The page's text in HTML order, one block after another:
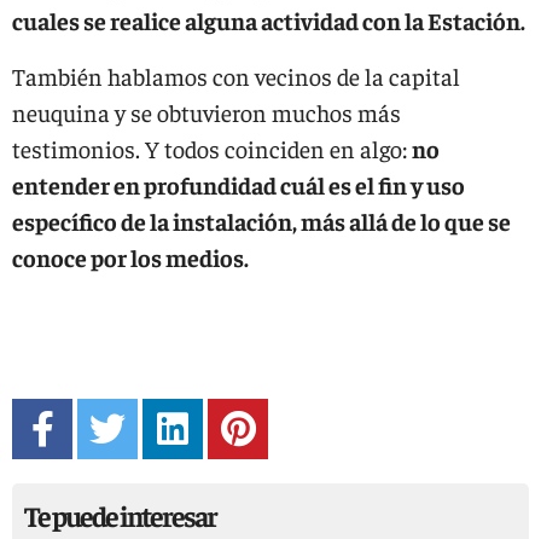
cuales se realice alguna actividad con la Estación.
También hablamos con vecinos de la capital
neuquina y se obtuvieron muchos más
testimonios. Y todos coinciden en algo:no
entender en profundidad cuál es el fin y uso
específico de la instalación, más allá de lo que se
conoce por los medios.
Te puede interesar